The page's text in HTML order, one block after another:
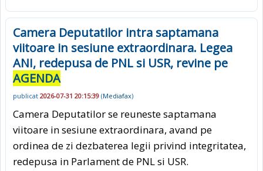
Camera Deputatilor intra saptamana
viitoare in sesiune extraordinara. Legea
ANI, redepusa de PNL si USR, revine pe
AGENDA
publicat 2026-07-31 20:15:39 (Mediafax)
Camera Deputatilor se reuneste saptamana
viitoare in sesiune extraordinara, avand pe
ordinea de zi dezbaterea legii privind integritatea,
redepusa in Parlament de PNL si USR.